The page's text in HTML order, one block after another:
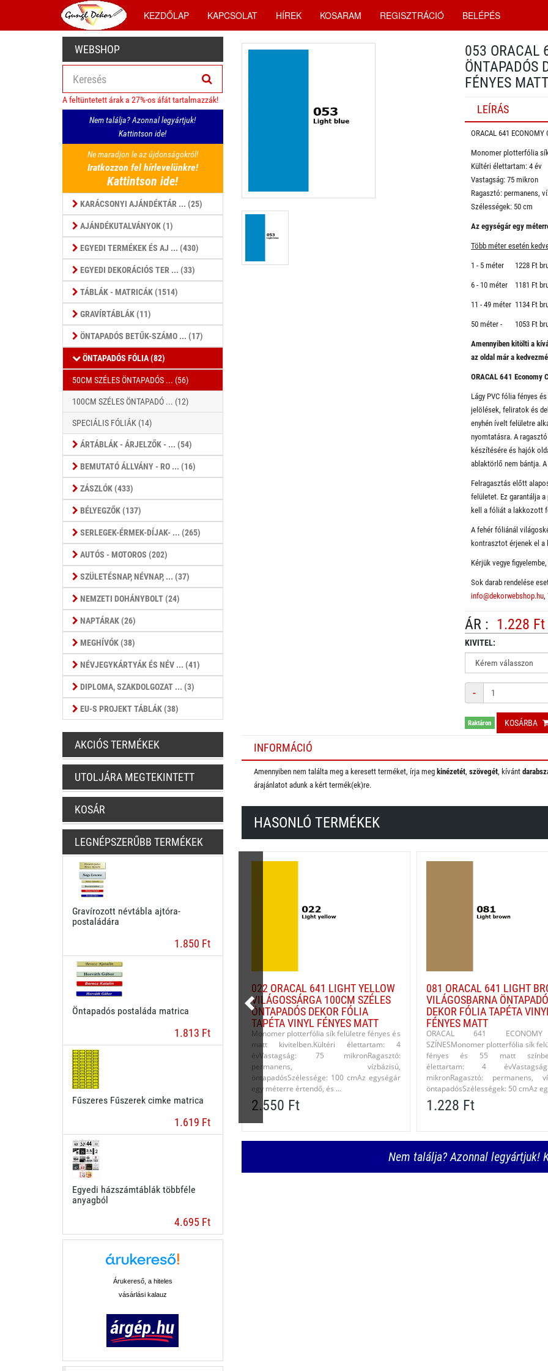
KEZDŐLAP KAPCSOLAT HÍREK KOSARAM REGISZTRÁCIÓ BELÉPÉS
WEBSHOP
A feltüntetett árak a 27%-os áfát tartalmazzák!
Nem találja? Azonnal legyártjuk!
Kattintson ide!
Ne maradjon le az újdonságokról!
Iratkozzon fel hírlevelünkre!
Kattintson ide!
KARÁCSONYI AJÁNDÉKTÁR ... (25)
AJÁNDÉKUTALVÁNYOK (1)
EGYEDI TERMÉKEK ÉS AJ ... (430)
EGYEDI DEKORÁCIÓS TER ... (33)
TÁBLÁK - MATRICÁK (1514)
GRAVÍRTÁBLÁK (11)
ÖNTAPADÓS BETŰK-SZÁMO ... (17)
ÖNTAPADÓS FÓLIA (82)
50CM SZÉLES ÖNTAPADÓS ... (56)
100CM SZÉLES ÖNTAPADÓ ... (12)
SPECIÁLIS FÓLIÁK (14)
ÁRTÁBLÁK - ÁRJELZŐK - ... (54)
BEMUTATÓ ÁLLVÁNY - RO ... (16)
ZÁSZLÓK (433)
BÉLYEGZŐK (137)
SERLEGEK-ÉRMEK-DÍJAK- ... (265)
AUTÓS - MOTOROS (202)
SZÜLETÉSNAP, NÉVNAP, ... (37)
NEMZETI DOHÁNYBOLT (24)
NAPTÁRAK (26)
MEGHÍVÓK (38)
NÉVJEGYKÁRTYÁK ÉS NÉV ... (41)
DIPLOMA, SZAKDOLGOZAT ... (3)
EU-S PROJEKT TÁBLÁK (38)
AKCIÓS TERMÉKEK
UTOLJÁRA MEGTEKINTETT
KOSÁR
LEGNÉPSZERŰBB TERMÉKEK
Gravírozott névtábla ajtóra-
postaládára
1.850 Ft
Öntapadós postaláda matrica
1.813 Ft
Fűszeres Fűszerek cimke matrica
1.619 Ft
Egyedi házszámtáblák többféle
anyagból
4.695 Ft
Árukereső, a hiteles
vásárlási kalauz
053 ORACAL
ÖNTAPADÓS
FÉNYES MATT
LEÍRÁS
ORACAL 641 ECONOMY
Monomer plotterfólia
Kültéri élettartam: 4 év
Vastagság: 75 mikron
Ragasztó: permanens,
Szélességek: 50 cm
Az egységár egy
Több méter esetén
1 - 5 méter 1228 Ft
6 - 10 méter 1181 Ft
11 - 49 méter 1134 Ft
50 méter - 1053 Ft
Amennyiben kitölti a
​az oldal már a
ORACAL 641 Economy
Lágy PVC fólia fényes
jelölések, feliratok és
enyhén ívelt felületre
nyomtatásra. A
készítésére és hajók
ablaktörlő nem bántja.
Felragasztás előtt
felületet. Ez garantálja
kell a fóliát a lakkozott
A fehér fóliánál
kontrasztot érjenek el
Kérjük vegye
Sok darab rendelése
info@dekorwebshop.hu,
ÁR : 1.228 Ft
KIVITEL:
Mennyiség
-
Raktáron KOSÁRBA
INFORMÁCIÓ
Amennyiben nem találta meg a keresett terméket, írja meg kinézetét, szövegét, kívánt
árajánlatot adunk a kért termék(ek)re.
HASONLÓ TERMÉKEK
022 ORACAL 641 LIGHT YELLOW
VILÁGOSSÁRGA 100CM SZÉLES
ÖNTAPADÓS DEKOR FÓLIA
TAPÉTA VINYL FÉNYES MATT
Monomer plotterfólia sík felületre fényes és
matt kivitelben.Kültéri élettartam: 4
évVastagság: 75 mikronRagasztó:
permanens, vízbázisú,
öntapadósSzélessége: 100 cmAz egységár
egy méterre értendő, és ...
2.550 Ft
081 ORACAL 641 LIGHT
VILÁGOSBARNA
DEKOR FÓLIA TAPÉTA
FÉNYES MATT
ORACAL 641
SZÍNESMonomer plotterfólia sík
fényes és 55 matt
élettartam: 4
mikronRagasztó: permanens,
öntapadósSzélességek: 50 cmAz
1.228 Ft
Nem találja? Azonnal legyártjuk!